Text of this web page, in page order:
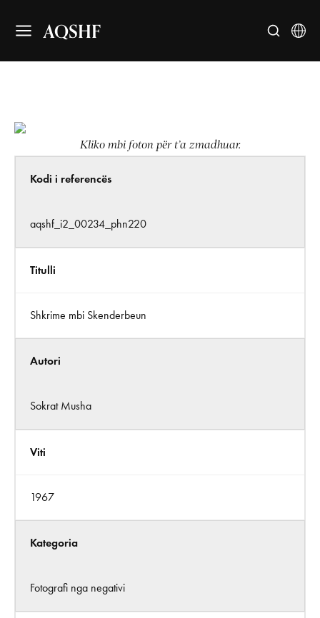
AQSHF
Kliko mbi foton për t’a zmadhuar.
Kodi i referencës
aqshf_i2_00234_phn220
Titulli
Shkrime mbi Skenderbeun
Autori
Sokrat Musha
Viti
1967
Kategoria
Fotografi nga negativi